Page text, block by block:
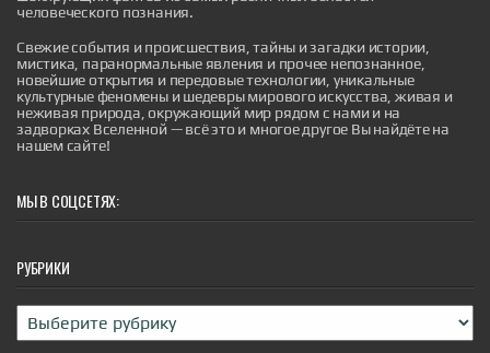
Дьявол на Лаксегаде: полтергейст,
потрясший Копенгаген
В сентябре 1826 года скромный дом под номером
датский фольклор и породили крылатое выражение,
живущее и по сей день. То, что началось как
привлекших внимание всего го...
человеческого познания.
Свежие события и происшествия, тайны и загадки истории,
мистика, паранормальные явления и прочее непознанное,
новейшие открытия и передовые технологии, уникальные
культурные феномены и шедевры мирового искусства, живая и
неживая природа, окружающий мир рядом с нами и на
задворках Вселенной — всё это и многое другое Вы найдёте на
нашем сайте!
МЫ В СОЦСЕТЯХ:
РУБРИКИ
Рубрики